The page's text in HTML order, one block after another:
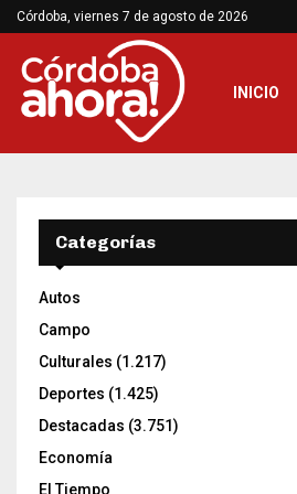
Córdoba, viernes 7 de agosto de 2026
INICIO
Categorías
Autos
Campo
Culturales (1.217)
Deportes (1.425)
Destacadas (3.751)
Economía
El Tiempo